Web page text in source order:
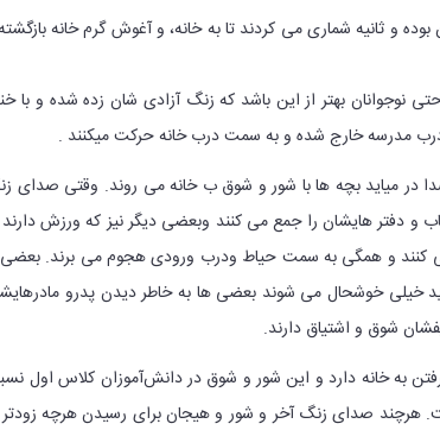
و ثانیه شماری می کردند تا به خانه‌، و آغوش گرم خانه
نوجوانان بهتر از این باشد که زنگ آزادی شان زده شده و با
مدرسه خارج شده و به سمت درب خانه حرکت میکنند .
در میاید بچه ها با شور و شوق ب خانه می روند. وقتی صدای
و دفتر هایشان را جمع می کنند وبعضی دیگر نیز که ورزش
و همگی به سمت حیاط ودرب ورودی هجوم می برند. بعضی
خیلی خوشحال می شوند بعضی ها به خاطر دیدن پدرو
شوق و اشتیاق دارند.
به خانه دارد و این شور و شوق در دانش‌آموزان کلاس اول
هرچند صدای زنگ آخر و شور و هیجان برای رسیدن هرچه